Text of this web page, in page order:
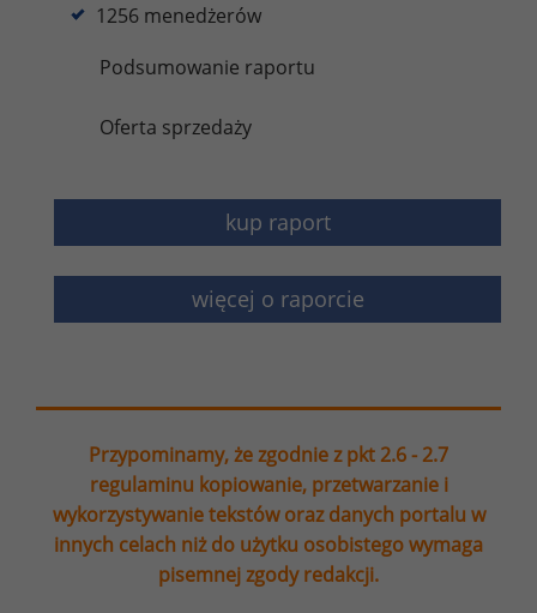
1256 menedżerów
Podsumowanie raportu
Oferta sprzedaży
kup raport
więcej o raporcie
Przypominamy, że zgodnie z pkt 2.6 - 2.7
regulaminu kopiowanie, przetwarzanie i
wykorzystywanie tekstów oraz danych portalu w
innych celach niż do użytku osobistego wymaga
pisemnej zgody redakcji.